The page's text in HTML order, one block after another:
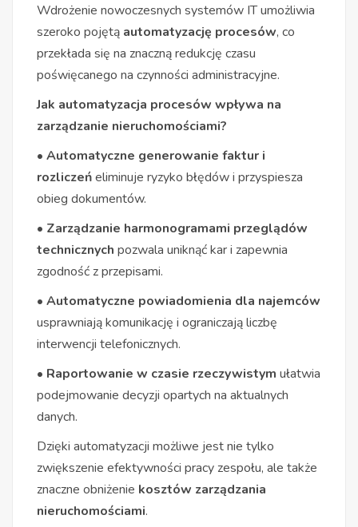
Wdrożenie nowoczesnych systemów IT umożliwia
szeroko pojętą automatyzację procesów, co
przekłada się na znaczną redukcję czasu
poświęcanego na czynności administracyjne.
Jak automatyzacja procesów wpływa na
zarządzanie nieruchomościami?
• Automatyczne generowanie faktur i
rozliczeńeliminuje ryzyko błędów i przyspiesza
obieg dokumentów.
• Zarządzanie harmonogramami przeglądów
technicznych pozwala uniknąć kar i zapewnia
zgodność z przepisami.
• Automatyczne powiadomienia dla najemców
usprawniają komunikację i ograniczają liczbę
interwencji telefonicznych.
• Raportowanie w czasie rzeczywistym ułatwia
podejmowanie decyzji opartych na aktualnych
danych.
Dzięki automatyzacji możliwe jest nie tylko
zwiększenie efektywności pracy zespołu, ale także
znaczne obniżenie kosztów zarządzania
nieruchomościami.